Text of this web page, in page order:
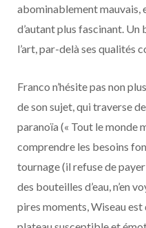
abominablement mauvais,
d’autant plus fascinant. Un
l’art, par-delà ses qualités
Franco n’hésite pas non
de son sujet, qui traverse
paranoïa (« Tout le monde
comprendre les besoins
tournage (il refuse de
des bouteilles d’eau, n’en
pires moments, Wiseau